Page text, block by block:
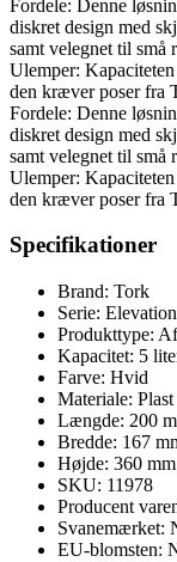
Fordele: Denne
diskret design med
samt velegnet til små
Ulemper:
den kræver poser fra
Fordele: Denne
diskret design med
samt velegnet til små
Ulemper:
den kræver poser fra
Specifikationer
Brand: Tork
Serie:
Produkttype:
Kapacitet: 5
Farve: Hvid
Materiale: Plast
Længde: 200
Bredde: 167
Højde: 360 mm
SKU: 11978
Producent
Svanemærket:
EU-blomsten: